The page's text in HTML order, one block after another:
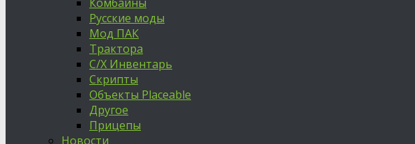
Русские моды
Мод ПАК
Трактора
С/Х Инвентарь
Скрипты
Объекты Placeable
Другое
Прицепы
Новости